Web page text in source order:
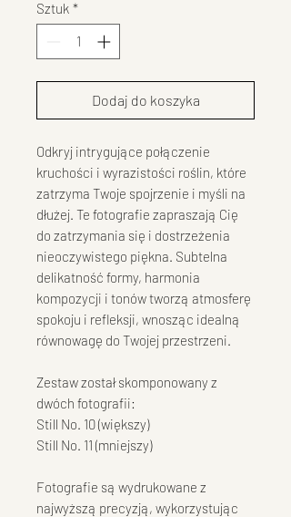
Sztuk *
Dodaj do koszyka
Odkryj intrygujące połączenie
kruchości i wyrazistości roślin, które
zatrzyma Twoje spojrzenie i myśli na
dłużej. Te fotografie zapraszają Cię
do zatrzymania się i dostrzeżenia
nieoczywistego piękna. Subtelna
delikatność formy, harmonia
kompozycji i tonów tworzą atmosferę
spokoju i refleksji, wnosząc idealną
równowagę do Twojej przestrzeni.
Zestaw został skomponowany z
dwóch fotografii:
Still No. 10 (większy)
Still No. 11 (mniejszy)
Fotografie są wydrukowane z
najwyższą precyzją, wykorzystując